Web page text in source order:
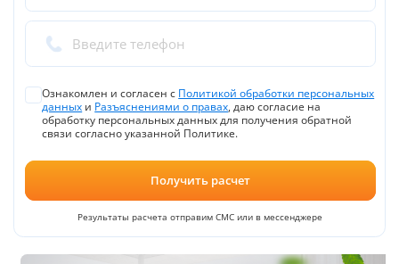
Введите телефон
Ознакомлен и согласен с Политикой обработки персональных
данных и Разъяснениями о правах, даю согласие на
обработку персональных данных для получения обратной
связи согласно указанной Политике.
Получить расчет
Результаты расчета отправим СМС или в мессенджере